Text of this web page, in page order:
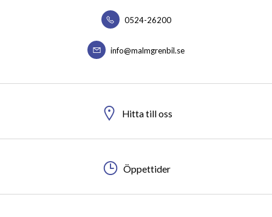
0524-26200
info@malmgrenbil.se
Hitta till oss
Öppettider